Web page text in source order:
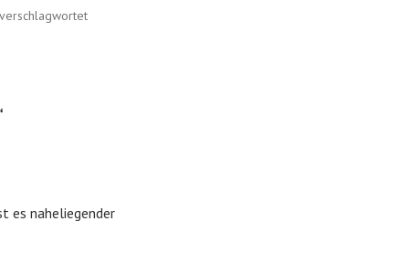
verschlagwortet
es naheliegender